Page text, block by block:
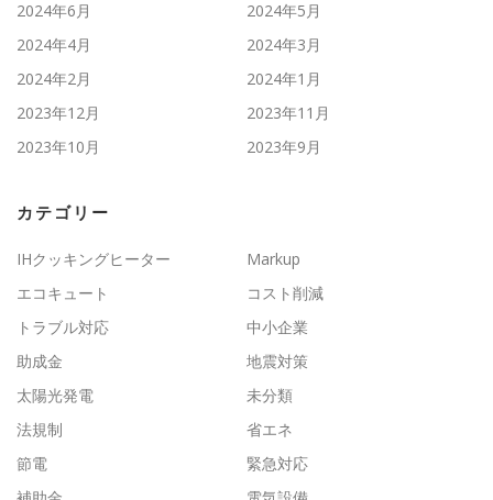
2024年6月
2024年5月
2024年4月
2024年3月
2024年2月
2024年1月
2023年12月
2023年11月
2023年10月
2023年9月
カテゴリー
IHクッキングヒーター
Markup
エコキュート
コスト削減
トラブル対応
中小企業
助成金
地震対策
太陽光発電
未分類
法規制
省エネ
節電
緊急対応